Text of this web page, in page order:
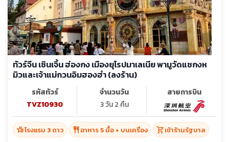
ทัวร์จีน เซินเจิ้น ฮ่องกง เมืองยุโรปมาเลเนีย พามูวัดแชกงห
มิวและเจ้าแม่กวนอิมฮองฮำ (ลงร้าน)
รหัสทัวร์
TVZ10930
จำนวนวัน
3 วัน 2 คืน
สายการบิน
hotel_classโรงแรม 3 ดาว restaurant อาหาร 5 มื้อ + บนเครื่อง shopping_cartเข้าร้านรัฐบาล